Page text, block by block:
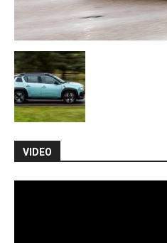
VIDEO